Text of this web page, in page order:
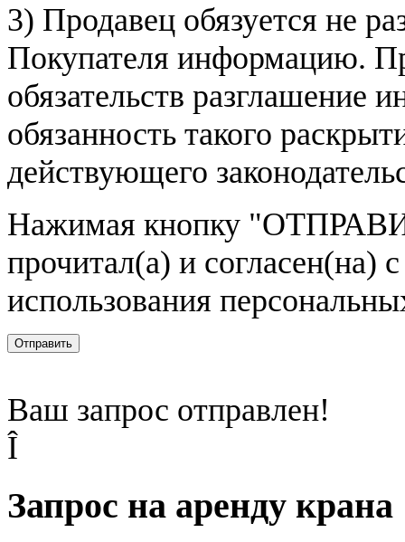
3) Продавец обязуется не
Покупателя информацию.
обязательств разглашение
обязанность такого
действующего
Нажимая кнопку
прочитал(а) и согласен(на)
использования
Отправить
Ваш запрос отправлен!
Î
Запрос на аренду крана